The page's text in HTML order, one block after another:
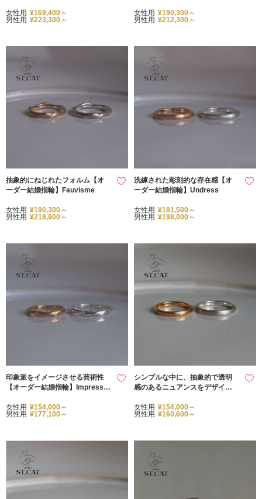
女性用 ¥169,400～
男性用 ¥223,300～
女性用 ¥190,300～
男性用 ¥212,300～
抽象的にねじれたフォルム【オ
ーダー結婚指輪】Fauvisme
女性用 ¥190,300～
男性用 ¥218,900～
洗練された彫刻的な存在感【オ
ーダー結婚指輪】Undress
女性用 ¥181,500～
男性用 ¥198,000～
印象派をイメージさせる芸術性
【オーダー結婚指輪】Impressio
女性用 ¥154,000～
男性用 ¥177,100～
シンプルな中に、抽象的で透明
感のあるニュアンスをデザイン
女性用 ¥154,000～
男性用 ¥160,600～